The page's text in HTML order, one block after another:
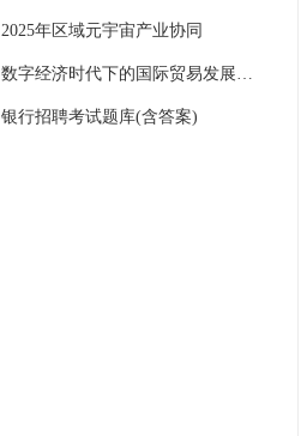
2025年区域元宇宙产业协同
数字经济时代下的国际贸易发展策略考试及答案
银行招聘考试题库(含答案)